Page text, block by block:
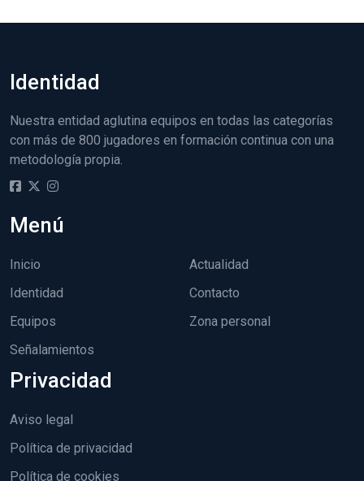
Identidad
Nuestra entidad aglutina equipos en todas las categorías
con más de 800 jugadores en formación continua con una
metodología propia.
Menú
Inicio
Identidad
Equipos
Señalamientos
Actualidad
Contacto
Zona personal
Privacidad
Aviso legal
Política de privacidad
Política de cookies